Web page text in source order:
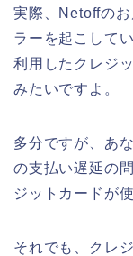
実際、Netoffの
ラーを起こして
利用したクレジ
みたいですよ。
多分ですが、あ
の支払い遅延の
ジットカードが
それでも、クレ